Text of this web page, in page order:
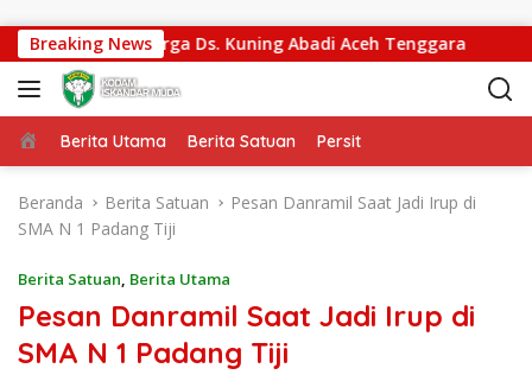
Breaking News
Akses Warga Ds. Kuning Abadi Aceh Tenggara
Beranda
Berita Utama Berita Satuan Persit
Beranda Berita Satuan
Pesan Danramil Saat Jadi Irup di
SMA N 1 Padang Tiji
Berita Satuan, Berita Utama
Pesan Danramil Saat Jadi Irup di
SMA N 1 Padang Tiji